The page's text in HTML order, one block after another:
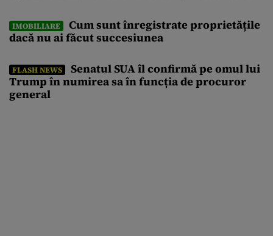
noi tensiuni comerciale și conflicte de muncă. Acționarul
principal care controlează grupul a transmis un mesaj […]
IMOBILIARE
Cum sunt înregistrate proprietățile
dacă nu ai făcut succesiunea
FLASH NEWS
Senatul SUA îl confirmă pe omul lui
Trump în numirea sa în funcția de procuror
general